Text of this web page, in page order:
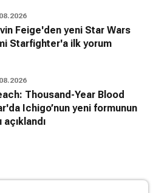
Feige'den yeni Star Wars
Starfighter'a ilk yorum
Thousand-Year Blood
Ichigo’nun yeni formunun
açıklandı